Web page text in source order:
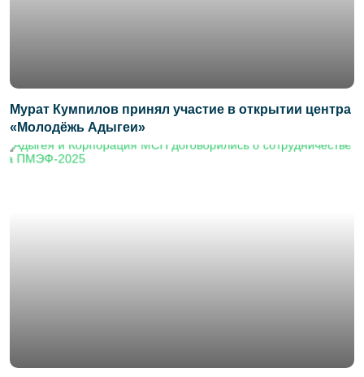
Мурат Кумпилов принял участие в открытии центра
«Молодёжь Адыгеи»